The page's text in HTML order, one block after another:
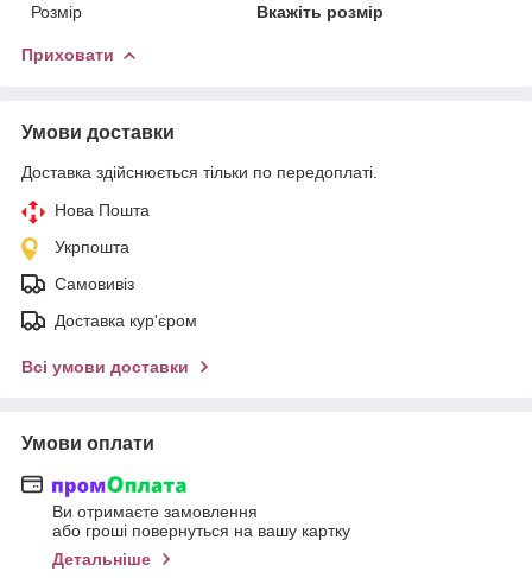
Розмір
Вкажіть розмір
Приховати
Умови доставки
Доставка здійснюється тільки по передоплаті.
Нова Пошта
Укрпошта
Самовивіз
Доставка кур'єром
Всі умови доставки
Умови оплати
Ви отримаєте замовлення
або гроші повернуться на вашу картку
Детальніше